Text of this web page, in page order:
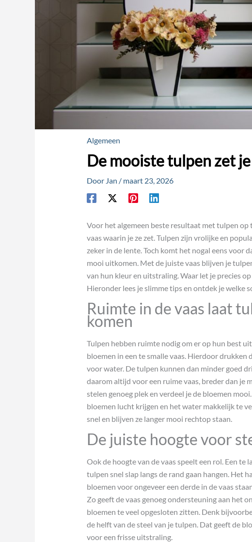
Algemeen
De mooiste tulpen zet
Door Jan / maart 23, 2026
Voor het algemeen beste resultaat met tulpen
vaas waarin je ze zet. Tulpen zijn vrolijke en
zeker in de lente. Toch komt het nogal eens voor
mooi uitkomen. Met de juiste vaas blijven je
van hun kleur en uitstraling. Waar let je precies
Hieronder lees je slimme tips en ontdek je welke
Ruimte in de vaas laat
komen
Tulpen hebben ruimte nodig om er op hun best
bloemen in een te smalle vaas. Hierdoor drukken
voor water. De tulpen kunnen dan minder goed
daarom altijd voor een ruime vaas, breder dan je
stelen genoeg plek en verdeel je de bloemen
bloemen lucht krijgen en het water makkelijk te
snel en blijven ze langer mooi rechtop staan.
De juiste hoogte voor
Ook de hoogte van de vaas speelt een rol. Een te
tulpen snel slap langs de rand gaan hangen. Het
bloemen voor ongeveer een derde in de vaas
Zo geeft de vaas genoeg ondersteuning aan het
bloemen te veel opgesloten zitten. Denk
de helft van de steel van je tulpen. Dat geeft de
voor een frisse uitstraling.